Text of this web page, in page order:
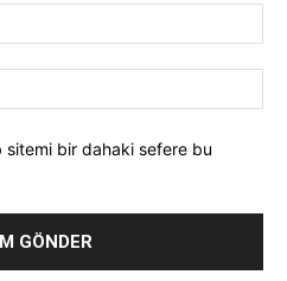
sitemi bir dahaki sefere bu